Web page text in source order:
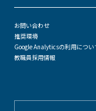
お問い合わせ
推奨環境
Google Analyticsの利用につい
教職員採用情報